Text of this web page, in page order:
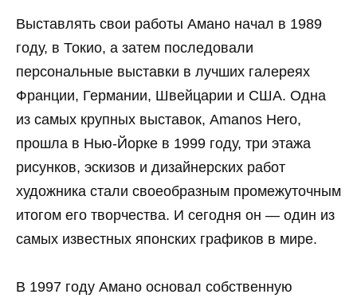
Выставлять свои работы Амано начал в 1989
году, в Токио, а затем последовали
персональные выставки в лучших галереях
Франции, Германии, Швейцарии и США. Одна
из самых крупных выставок, Amanos Hero,
прошла в Нью-Йорке в 1999 году, три этажа
рисунков, эскизов и дизайнерских работ
художника стали своеобразным промежуточным
итогом его творчества. И сегодня он — один из
самых известных японских графиков в мире.
В 1997 году Амано основал собственную